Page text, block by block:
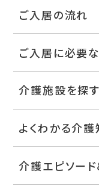
ご入居の流れ
ご入居に必要
介護施設を探す
よくわかる介
介護エピソー